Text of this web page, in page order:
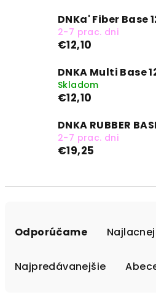
DNKa' Fiber Base
2-7 prac. dni
€12,10
DNKA Multi Base
Skladom
€12,10
DNKA RUBBER
2-7 prac. dni
€19,25
Odporúčame
Najpredávanejšie